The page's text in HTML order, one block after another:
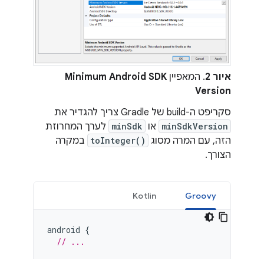
איור 2 . המאפיין Minimum Android SDK
Version
סקריפט ה-build של Gradle צריך להגדיר את
minSdkVersion או minSdk לערך המחרוזת
הזה, עם המרה מסוג
toInteger() במקרה
הצורך.
Groovy
Kotlin
android {
// ...